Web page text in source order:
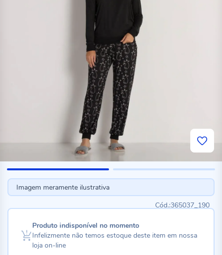
Imagem meramente ilustrativa
365037_190
Produto indisponível no momento
Infelizmente não temos estoque deste item em nossa
loja on-line